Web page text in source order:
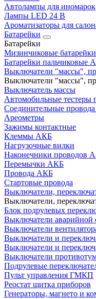
Автолампы для иномарок
Лампы LED 24 B
Ароматизаторы для
Батарейки
Батарейки
Мизинчиковые
Батарейки пальчиковые
Выключатели "массы",
Выключатели "массы",
Выключатель массы
Автомобильные тестеры
Соединительные
Ареометры
Зажимы контактные
Клеммы АКБ
Нагрузочные вилки
Наконечники проводов
Перемычки АКБ
Провода АКБ
Стартовые провода
Выключатели,
Выключатели,
Блок подрулевых
Выключатели аварийной
Выключатели
Выключатели и
Выключатели и
Выключатели
Подрулевые
Пульт управления ГМКП
Реостат щитка приборов
Генераторы, магнето и